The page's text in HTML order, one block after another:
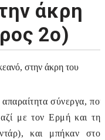
άκρη
2ο)
σύνεργα, που
με τον Ερμή και την
και μπήκαν στον